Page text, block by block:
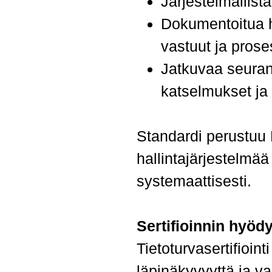
Dokumentoitua
vastuut ja
Jatkuvaa
katselmukset
Standardi
systemaattisesti.
Sertifioinnin